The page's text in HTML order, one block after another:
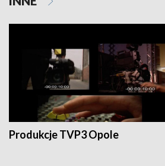
Produkcje TVP3 Opole